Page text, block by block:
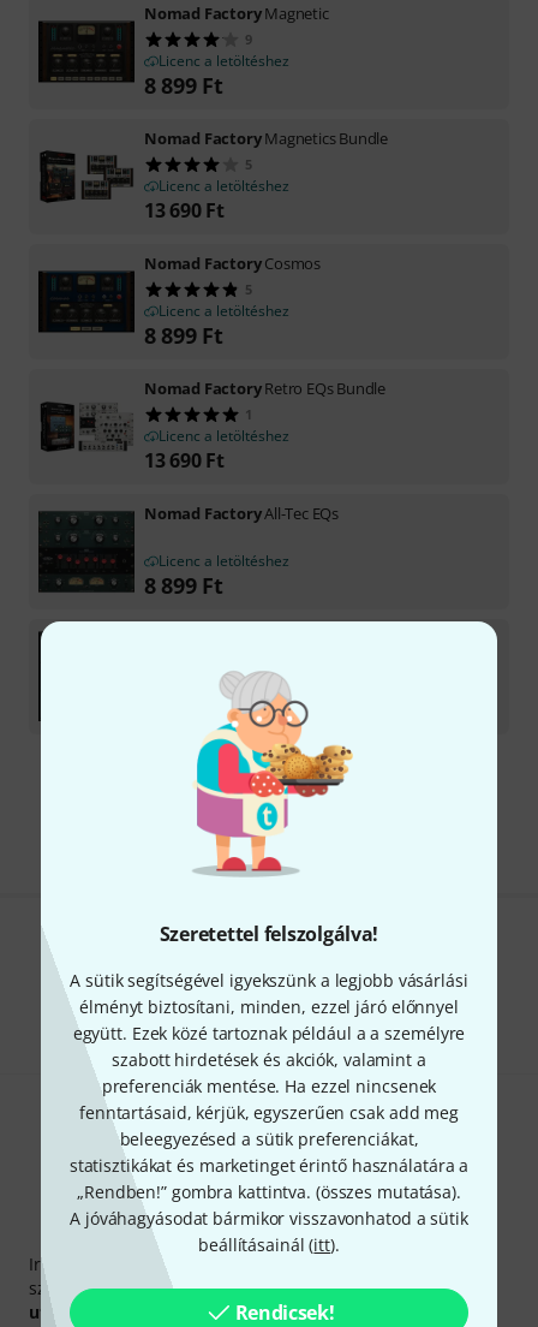
Szeretettel felszolgálva!
A sütik segítségével igyekszünk a legjobb vásárlási
élményt biztosítani, minden, ezzel járó előnnyel
együtt. Ezek közé tartoznak például a a személyre
szabott hirdetések és akciók, valamint a
preferenciák mentése. Ha ezzel nincsenek
fenntartásaid, kérjük, egyszerűen csak add meg
beleegyezésed a sütik preferenciákat,
statisztikákat és marketinget érintő használatára a
„Rendben!” gombra kattintva. (összes mutatása).
A jóváhagyásodat bármikor visszavonhatod a sütik
beállításainál (itt).
Rendicsek!
Nomad FactoryMagnetic
9
Licenc a letöltéshez
8 899 Ft
Nomad FactoryMagnetics Bundle
5
Licenc a letöltéshez
13 690 Ft
Nomad FactoryCosmos
5
Licenc a letöltéshez
8 899 Ft
Nomad FactoryRetro EQs Bundle
1
Licenc a letöltéshez
13 690 Ft
Nomad FactoryAll-Tec EQs
Licenc a letöltéshez
8 899 Ft
Licenc a letöltéshez
Díjmentes szállítás 79 000 Ft fölött
Minden ár tartalmazza az ÁFÁ-t
Tetszik, amit látsz?
Megosztás Súgó & Visszajelzések
Thomann hírlevél
Iratkozz fel a Thomann angol nyelvű hírlevelére, és kis
szerencsével megnyerheted a50egyenként50 € értékű
utalvány